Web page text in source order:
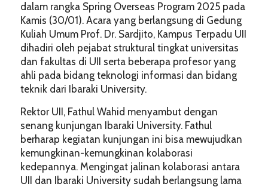
dalam rangka Spring Overseas Program 2025 pada
Kamis (30/01). Acara yang berlangsung di Gedung
Kuliah Umum Prof. Dr. Sardjito, Kampus Terpadu UII
dihadiri oleh pejabat struktural tingkat universitas
dan fakultas di UII serta beberapa profesor yang
ahli pada bidang teknologi informasi dan bidang
teknik dari Ibaraki University.
Rektor UII, Fathul Wahid menyambut dengan
senang kunjungan Ibaraki University. Fathul
berharap kegiatan kunjungan ini bisa mewujudkan
kemungkinan-kemungkinan kolaborasi
kedepannya. Mengingat jalinan kolaborasi antara
UII dan Ibaraki University sudah berlangsung lama